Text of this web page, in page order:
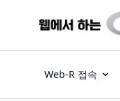
Web-R 접속